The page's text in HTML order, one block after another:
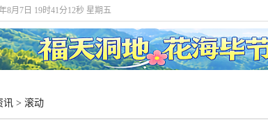
8月7日 19时41分13秒 星期五
讯 > 滚动